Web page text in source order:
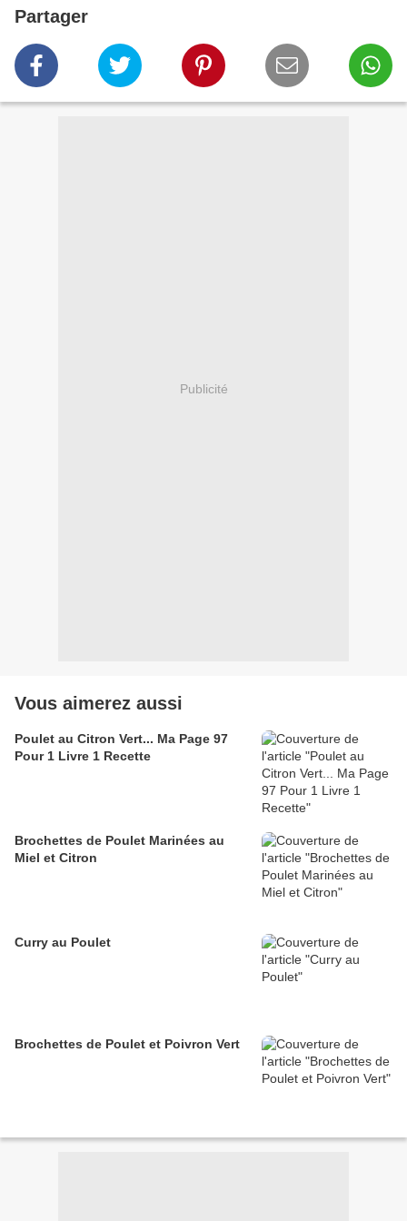
Partager
Publicité
Vous aimerez aussi
Poulet au Citron Vert... Ma Page 97
Pour 1 Livre 1 Recette
Brochettes de Poulet Marinées au
Miel et Citron
Curry au Poulet
Brochettes de Poulet et Poivron Vert